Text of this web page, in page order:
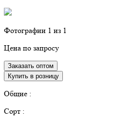
Фотографии 1 из 1
Цена по запросу
Заказать оптом
Купить в розницу
Общие :
Сорт :